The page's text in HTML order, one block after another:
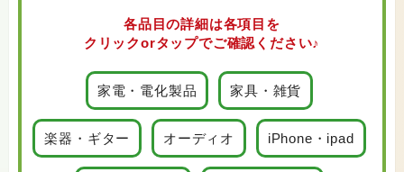
各品目の詳細は各項目を
クリックorタップでご確認ください♪
家電・電化製品 家具・雑貨
楽器・ギター オーディオ iPhone・ipad